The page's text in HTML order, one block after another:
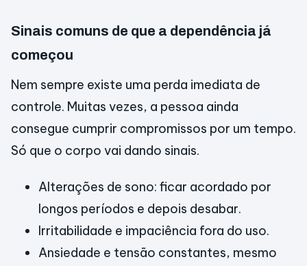
Sinais comuns de que a dependência já
começou
Nem sempre existe uma perda imediata de
controle. Muitas vezes, a pessoa ainda
consegue cumprir compromissos por um tempo.
Só que o corpo vai dando sinais.
Alterações de sono: ficar acordado por
longos períodos e depois desabar.
Irritabilidade e impaciência fora do uso.
Ansiedade e tensão constantes, mesmo